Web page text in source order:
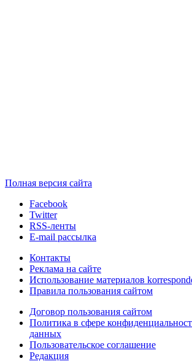
Полная версия сайта
Facebook
Twitter
RSS-ленты
E-mail рассылка
Контакты
Реклама на сайте
Использование материалов
Правила пользования сайтом
Договор пользования сайтом
Политика в сфере
данных
Пользовательское соглашение
Редакция